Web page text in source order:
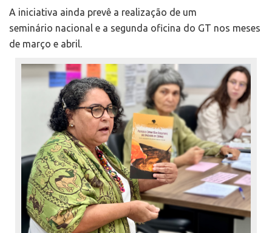
A iniciativa ainda prevê a realização de um
seminário nacional e a segunda oficina do GT nos meses
de março e abril.